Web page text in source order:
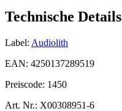
Technische Details
Label: Audiolith
EAN: 4250137289519
Preiscode: 1450
Art. Nr.: X00308951-6